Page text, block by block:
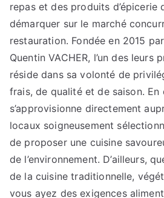
repas et des produits d’épicerie
démarquer sur le marché
restauration. Fondée en 2015
Quentin VACHER, l’un des leurs
réside dans sa volonté de
frais, de qualité et de saison. En
s’approvisionne directement
locaux soigneusement
de proposer une cuisine
de l’environnement. D’ailleurs,
de la cuisine traditionnelle,
vous ayez des exigences